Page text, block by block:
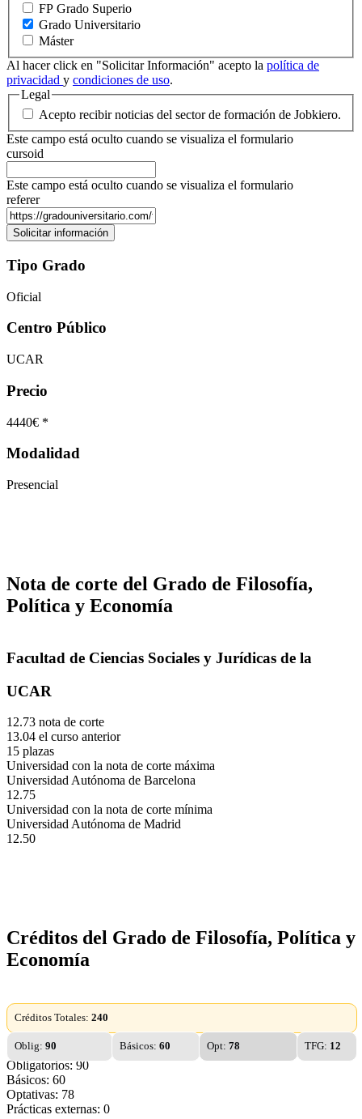
FP Grado Superio
Grado Universitario
Máster
Al hacer click en "Solicitar Información" acepto la política de
privacidad y condiciones de uso.
Legal
Acepto recibir noticias del sector de formación de Jobkiero.
Este campo está oculto cuando se visualiza el formulario
cursoid
Este campo está oculto cuando se visualiza el formulario
referer
Tipo Grado
Oficial
Centro Público
UCAR
Precio
4440€ *
Modalidad
Presencial
Nota de corte del Grado de Filosofía,
Política y Economía
Facultad de Ciencias Sociales y Jurídicas de la
UCAR
12.73 nota de corte
13.04 el curso anterior
15 plazas
Universidad con la nota de corte máxima
Universidad Autónoma de Barcelona
12.75
Universidad con la nota de corte mínima
Universidad Autónoma de Madrid
12.50
Créditos del Grado de Filosofía, Política y
Economía
Créditos Totales: 240
Oblig: 90 Básicos: 60 Opt: 78 TFG: 12
Obligatorios: 90
Básicos: 60
Optativas: 78
Prácticas externas: 0